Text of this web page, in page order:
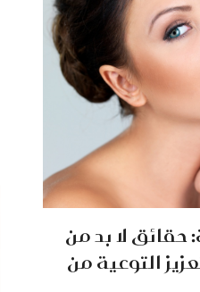
حقائق لا بد من
التوعية من